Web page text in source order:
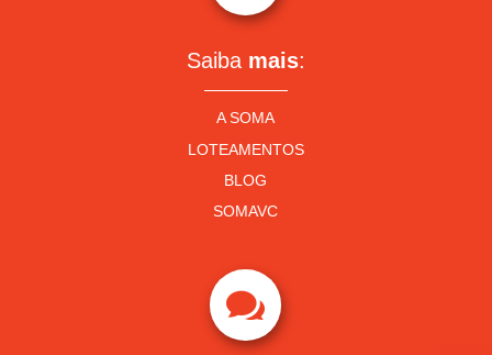
Saiba mais:
A SOMA
LOTEAMENTOS
BLOG
SOMAVC
